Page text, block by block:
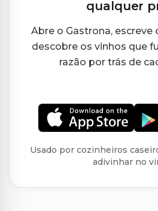
qualquer
Abre o Gastrona, escreve
descobre os vinhos que
razão por trás de
Usado por cozinheiros
adivinhar no